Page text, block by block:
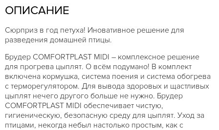
ОПИСАНИЕ
Сюрприз в год петуха! Иновативное решение для
разведения домашней птицы.
Брудер COMFORTPLAST MIDI – комплексное решение
для прогрева цыплят. О всём подумано! В комплект
включена кормушка, система поения и система обогрева
с терморегулятором. Для вывода здоровых и щастливых
цыплят нечего другого больше не нужно. Брудер
COMFORTPLAST MIDI обеспечивает чистую,
гигиеническую, безопасную среду для цыплят. Уход за
птицами, некогда небыл настолько простым, как с